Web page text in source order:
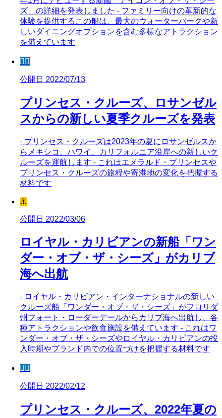
ズ」の詳細を発表しました - ファミリー向けの革新的な
体験を提供するこの船は、最大のウォーターパークや新
しいダイニングオプションを含む多様なアトラクション
を備えています
🧜‍♀️
公開日 2022/07/13
プリンセス・クルーズ、ロサンゼル
スからの新しい夏季クルーズを発表
- プリンセス・クルーズは2023年の夏にロサンゼルスか
らメキシコ、ハワイ、カリフォルニア沿岸への新しいク
ルーズを運航します - これはエメラルド・プリンセスや
プリンセス・クルーズの旅程や寄港地の変化を把握する
材料です
⚓
公開日 2022/03/06
ロイヤル・カリビアンの新船「ワン
ダー・オブ・ザ・シーズ」がカリブ
海へ出航
- ロイヤル・カリビアン・インターナショナルの新しい
クルーズ船「ワンダー・オブ・ザ・シーズ」がフロリダ
州フォート・ローダーデールからカリブ海へ出航し、各
種アトラクションや飲食施設を備えています - これはワ
ンダー・オブ・ザ・シーズやロイヤル・カリビアンの投
入時期やブランド内での位置づけを把握する材料です
🧜‍♀️
公開日 2022/02/12
プリンセス・クルーズ、2022年夏の